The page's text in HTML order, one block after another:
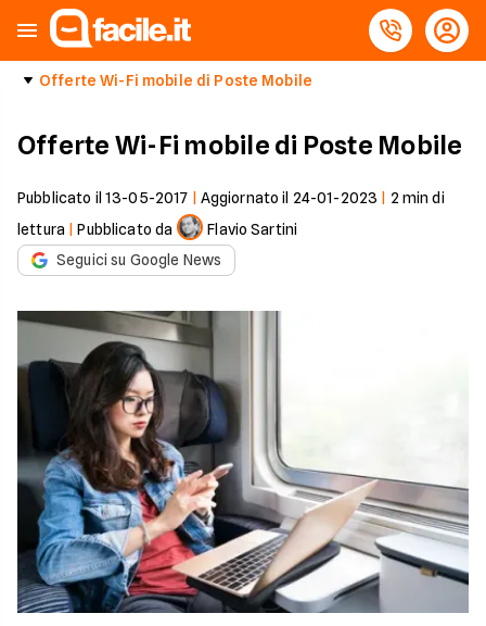
Offerte Wi-Fi mobile di Poste Mobile
Offerte Wi-Fi mobile di Poste Mobile
Pubblicato il 13-05-2017 Aggiornato il 24-01-2023 2 min di
lettura |Pubblicato da
Flavio Sartini
Seguici su Google News